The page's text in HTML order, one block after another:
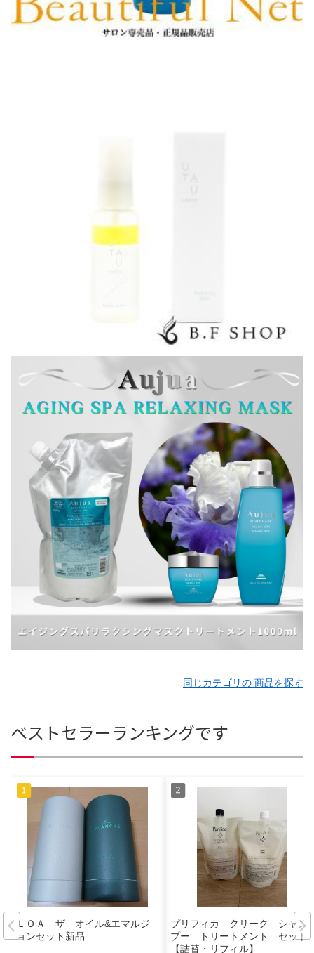
同じカテゴリの 商品を探す
ベストセラーランキングです
ＬＯＡ ザ オイル&エマルジ
ョンセット新品
プリフィカ クリーク シャン
プー トリートメント セット
【詰替・リフィル】